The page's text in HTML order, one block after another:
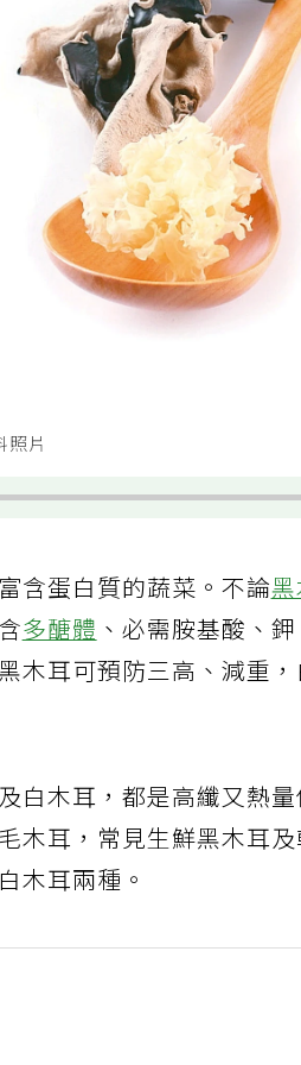
照片
含蛋白質的蔬菜。不論
多醣體 、必需胺基酸、
木耳可預防三高、減重
白木耳，都是高纖又熱
木耳，常見生鮮黑木耳
木耳兩種。